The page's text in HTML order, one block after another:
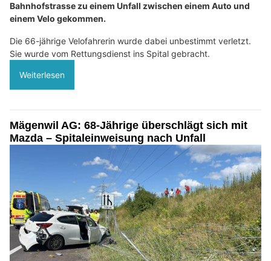
Bahnhofstrasse zu einem Unfall zwischen einem Auto und
einem Velo gekommen.
Die 66-jährige Velofahrerin wurde dabei unbestimmt verletzt.
Sie wurde vom Rettungsdienst ins Spital gebracht.
Weiterlesen
Mägenwil AG: 68-Jährige überschlägt sich mit
Mazda – Spitaleinweisung nach Unfall